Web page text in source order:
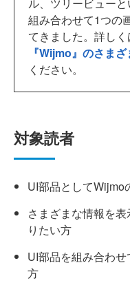
組み合わせて1つの
てきました。詳しく
『Wijmo』のさま
ください。
対象読者
UI部品としてWijmo
さまざまな情報を
りたい方
UI部品を組み合わ
方